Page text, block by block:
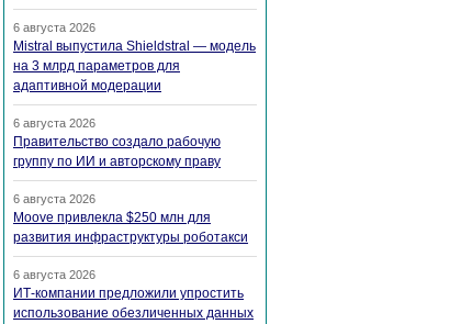
6 августа 2026
Mistral выпустила Shieldstral — модель
на 3 млрд параметров для
адаптивной модерации
6 августа 2026
Правительство создало рабочую
группу по ИИ и авторскому праву
6 августа 2026
Moove привлекла $250 млн для
развития инфраструктуры роботакси
6 августа 2026
ИТ-компании предложили упростить
использование обезличенных данных